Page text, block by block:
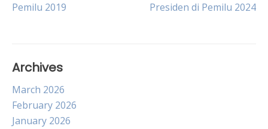
navigation
Pemilu 2019
Presiden di Pemilu 2024
Archives
March 2026
February 2026
January 2026